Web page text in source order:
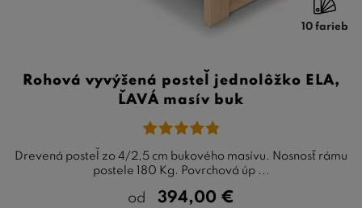
10 farieb
Rohová vyvýšená posteľ jednolôžko ELA,
ĽAVÁ masív buk
Drevená posteľ zo 4/2,5 cm bukového masívu. Nosnosť rámu
postele 180 Kg. Povrchová úp ...
od 394,00 €